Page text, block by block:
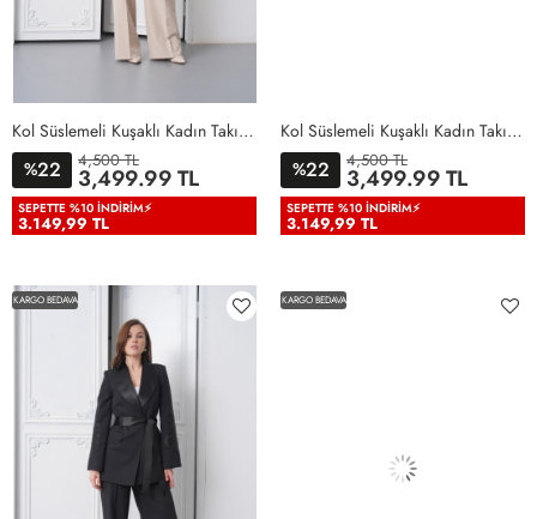
36 38 40 42 44
48
50
Kol Süslemeli Kuşaklı Kadın Takım Elbise Bej Bej
%22 4,500 TL
3,499.99 TL
SEPETTE %10 İNDIRIM⚡
3.149,99 TL
36 38 40 42 44
48
50
Kol Süslemeli Kuşaklı Kadın Takım Elbise Beyaz Beyaz
%22 4,500 TL
3,499.99 TL
SEPETTE %10 İNDIRIM⚡
3.149,99 TL
KARGO BEDAVA KARGO BEDAVA